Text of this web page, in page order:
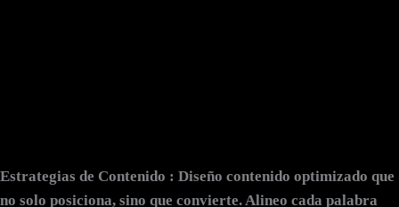
Estrategias de Contenido : Diseño contenido optimizado que
no solo posiciona, sino que convierte. Alineo cada palabra